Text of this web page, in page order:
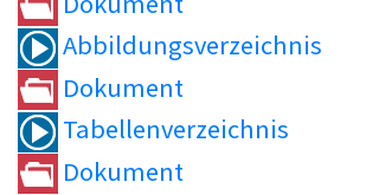
Abbildungsverzeichnis
Dokument
Tabellenverzeichnis
Dokument